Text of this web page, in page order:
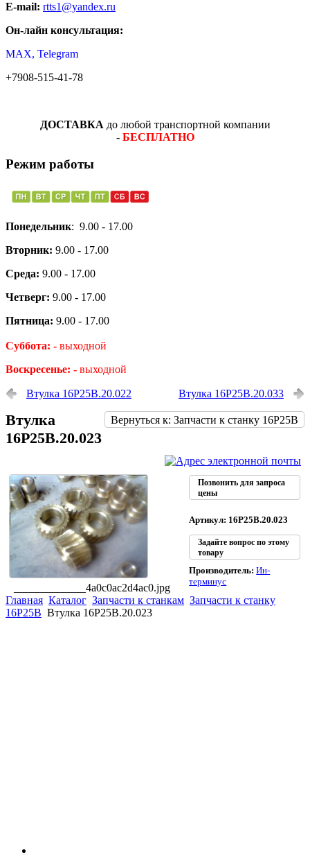
E-mail: rtts1@yandex.ru
Он-лайн консультация:
MAX, Telegram
+7908-515-41-78
ДОСТАВКА до любой транспортной компании
- БЕСПЛАТНО
Режим работы
Понедельник: 9.00 - 17.00
Вторник: 9.00 - 17.00
Среда: 9.00 - 17.00
Четверг: 9.00 - 17.00
Пятница: 9.00 - 17.00
Суббота: - выходной
Воскресенье: - выходной
Втулка 16Р25В.20.022 Втулка 16Р25В.20.033
Вернуться к: Запчасти к станку 16Р25В
Втулка
16Р25В.20.023
_____________4a0c0ac2d4ac0.jpg
Позвонить для запроса
цены
Артикул: 16Р25В.20.023
Задайте вопрос по этому
товару
Производитель:Ин-
терминус
Главная Каталог Запчасти к станкам Запчасти к станку
16Р25В Втулка 16Р25В.20.023